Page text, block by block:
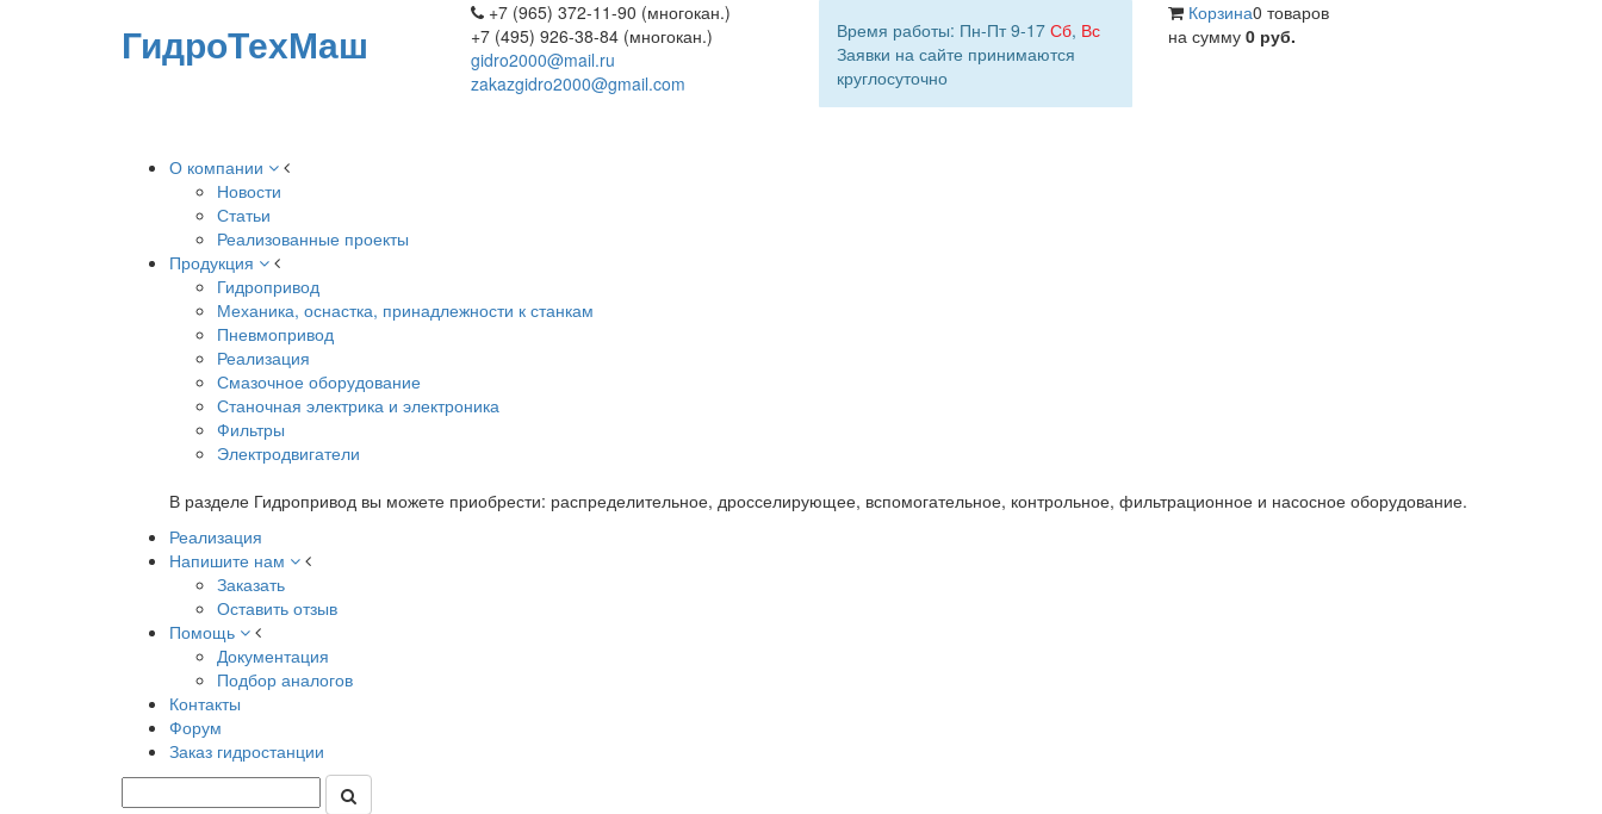
ГидроТехМаш
+7 (965) 372-11-90 (многокан.)
+7 (495) 926-38-84 (многокан.)
gidro2000@mail.ru
zakazgidro2000@gmail.com
Время работы: Пн-Пт 9-17 Сб, Вс
Заявки на сайте принимаются
круглосуточно
Корзина0 товаров
на сумму 0 руб.
О компании
Новости
Статьи
Реализованные проекты
Продукция
Гидропривод
Механика, оснастка, принадлежности к станкам
Пневмопривод
Реализация
Смазочное оборудование
Станочная электрика и электроника
Фильтры
Электродвигатели
В разделе Гидропривод вы можете приобрести: распределительное, дросселирующее, вспомогательное, контрольное, фильтрационное и насосное оборудование.
Реализация
Напишите нам
Заказать
Оставить отзыв
Помощь
Документация
Подбор аналогов
Контакты
Форум
Заказ гидростанции